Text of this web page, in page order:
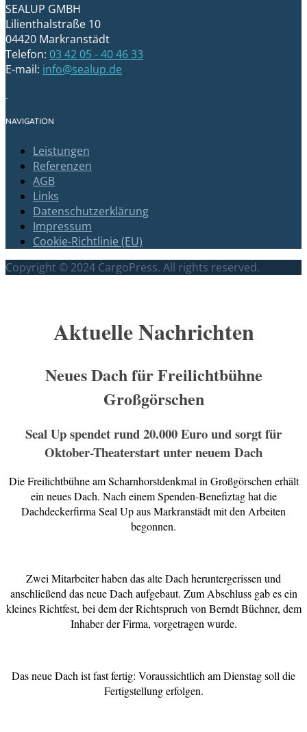
SEALUP GMBH
Lilienthalstraße 10
04420 Markranstädt
Telefon: 03 42 05 - 40 46 33
E-mail: info@sealup.de
NAVIGATION
Leistungen
Referenzen
AGB
Links
Datenschutzerklärung
Impressum
Cookie-Richtlinie (EU)
Copyright © 2024 CargoPress. All rights reserved.
Aktuelle Nachrichten
Neues Dach für Freilichtbühne
Großgörschen
Seal Up spendet rund 20.000 Euro und sorgt für
Oktober-Theaterstart unter neuem Dach
Die Freilichtbühne am Scharnhorstdenkmal in Großgörschen erhält
ein neues Dach. Nach einem Spenden-Benefiztag hat die
Dachdeckerfirma Seal Up aus Markranstädt mit den Arbeiten
begonnen.
Zwei Mitarbeiter haben das alte Dach heruntergerissen und
anschließend das neue Dach aufgebaut. Zum Abschluss gab es ein
kleines Richtfest, bei dem der Richtspruch von Berndt Büchner, dem
Inhaber der Firma, vorgetragen wurde.
Das neue Dach ist fast fertig: Voraussichtlich am Dienstag soll die
Fertigstellung erfolgen.